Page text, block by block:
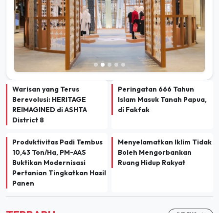
Warisan yang Terus
Berevolusi: HERITAGE
REIMAGINED di ASHTA
District 8
Peringatan 666 Tahun
Islam Masuk Tanah Papua,
di Fakfak
Produktivitas Padi Tembus
Buktikan Modernisasi
Pertanian Tingkatkan Hasil
Panen
Ruang Hidup Rakyat
TERBARU INDEKS